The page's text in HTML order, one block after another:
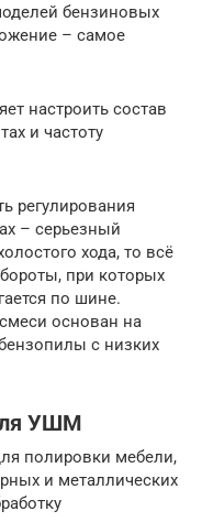
бензиновых
– самое
настроить состав
и частоту
регулирования
– серьезный
хода, то всё
при которых
по шине.
основан на
с низких
УШМ
полировки мебели,
и металлических